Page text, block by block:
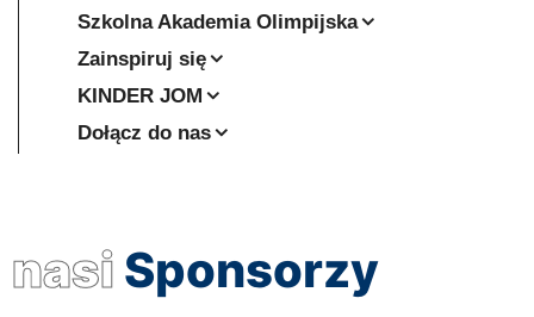
Szkolna Akademia Olimpijska
Zainspiruj się
KINDER JOM
Dołącz do nas
nasi Sponsorzy